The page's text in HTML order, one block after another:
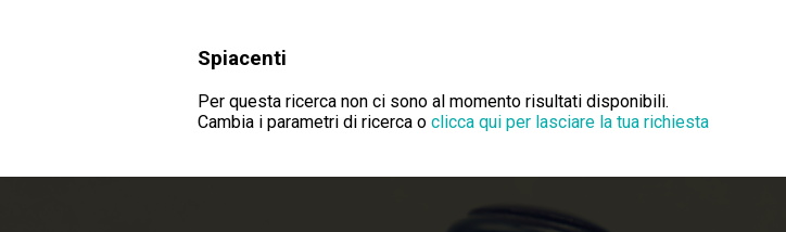
Spiacenti
Per questa ricerca non ci sono al momento risultati disponibili.
Cambia i parametri di ricerca o clicca qui per lasciare la tua richiesta